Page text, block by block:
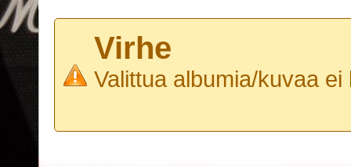
Virhe
Valittua albumia/kuvaa ei